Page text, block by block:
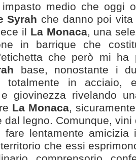
medio che oggi
Syrah che danno poi
il La Monaca, una
in barrique che
che però mi ha
base, nonostante i
totalmente in acciaio,
giovinezza rivelando
La Monaca,
dal legno. Comunque,
fare lentamente
che essi